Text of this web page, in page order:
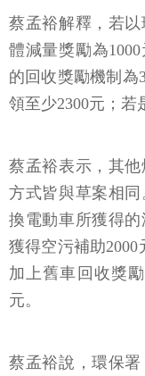
蔡孟裕解釋，若
體減量獎勵為
的回收獎勵機制為
領至少2300元；若
蔡孟裕表示，其
方式皆與草案相
換電動車所獲得
獲得空污補助
加上舊車回收獎
元。
蔡孟裕說，環保